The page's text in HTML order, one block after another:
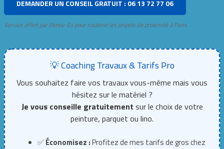
DEMANDER UN CONSEIL GRATUIT : 06 13 72 77 06
Service offert par Renov-Ex pour soutenir les projets de proximité à Paris.
💡 Coaching Travaux & Tarifs Pro
Vous souhaitez faire vos travaux vous-même mais vous
hésitez sur le matériel ?
Je vous conseille gratuitement sur le choix de votre
peinture, parquet ou lino.
✅Économisez :Profitez de mes tarifs de gros chez